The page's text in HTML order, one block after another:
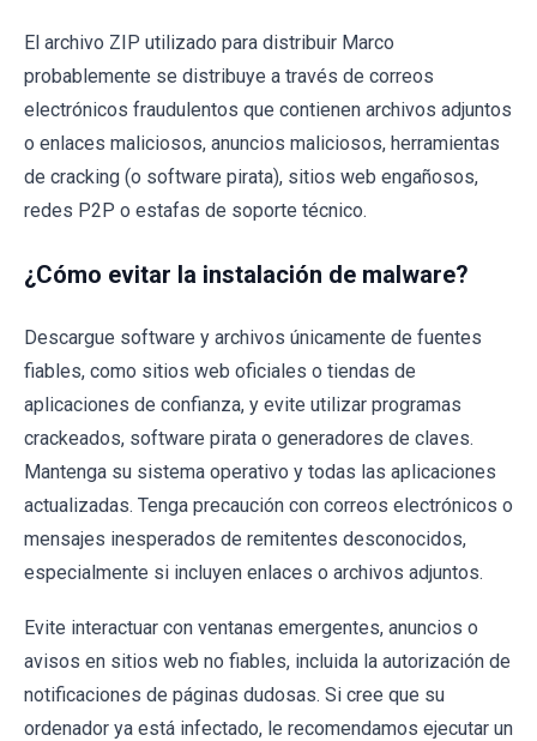
El archivo ZIP utilizado para distribuir Marco
probablemente se distribuye a través de correos
electrónicos fraudulentos que contienen archivos adjuntos
o enlaces maliciosos, anuncios maliciosos, herramientas
de cracking (o software pirata), sitios web engañosos,
redes P2P o estafas de soporte técnico.
¿Cómo evitar la instalación de malware?
Descargue software y archivos únicamente de fuentes
fiables, como sitios web oficiales o tiendas de
aplicaciones de confianza, y evite utilizar programas
crackeados, software pirata o generadores de claves.
Mantenga su sistema operativo y todas las aplicaciones
actualizadas. Tenga precaución con correos electrónicos o
mensajes inesperados de remitentes desconocidos,
especialmente si incluyen enlaces o archivos adjuntos.
Evite interactuar con ventanas emergentes, anuncios o
avisos en sitios web no fiables, incluida la autorización de
notificaciones de páginas dudosas. Si cree que su
ordenador ya está infectado, le recomendamos ejecutar un